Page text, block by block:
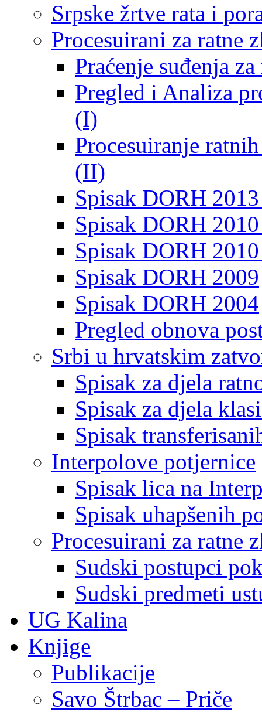
Srpske žrtve rata i
Procesuirani za ratne
Praćenje suđenja
Pregled i Analiza
(I)
Procesuiranje
(II)
Spisak DORH
Spisak DORH
Spisak DORH
Spisak DORH 2009
Spisak DORH 2004
Pregled obnova
Srbi u hrvatskim
Spisak za djela
Spisak za djela
Spisak
Interpolove potjernice
Spisak lica na
Spisak uhapšenih
Procesuirani za ratne
Sudski postupci
Sudski predmeti
UG Kalina
Knjige
Publikacije
Savo Štrbac – Priče